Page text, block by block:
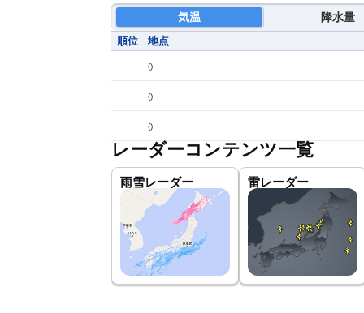
気温 降水量
順位 地点
()
()
()
レーダーコンテンツ一覧
雨雪レーダー 雷レーダー